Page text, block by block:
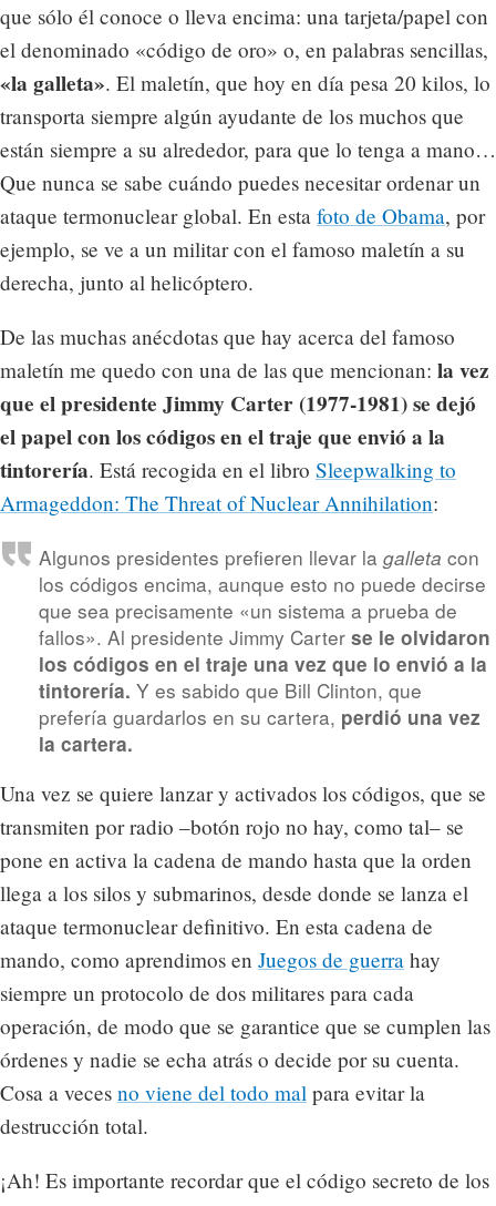
que sólo él conoce o lleva encima: una tarjeta/papel con
el denominado «código de oro» o, en palabras sencillas,
«la galleta». El maletín, que hoy en día pesa 20 kilos, lo
transporta siempre algún ayudante de los muchos que
están siempre a su alrededor, para que lo tenga a mano…
Que nunca se sabe cuándo puedes necesitar ordenar un
ataque termonuclear global. En esta foto de Obama, por
ejemplo, se ve a un militar con el famoso maletín a su
derecha, junto al helicóptero.
De las muchas anécdotas que hay acerca del famoso
maletín me quedo con una de las que mencionan: la vez
que el presidente Jimmy Carter (1977-1981) se dejó
el papel con los códigos en el traje que envió a la
tintorería. Está recogida en el libro Sleepwalking to
Armageddon: The Threat of Nuclear Annihilation:
Algunos presidentes prefieren llevar la galleta con
los códigos encima, aunque esto no puede decirse
que sea precisamente «un sistema a prueba de
fallos». Al presidente Jimmy Carter se le olvidaron
los códigos en el traje una vez que lo envió a la
tintorería. Y es sabido que Bill Clinton, que
prefería guardarlos en su cartera, perdió una vez
la cartera.
Una vez se quiere lanzar y activados los códigos, que se
transmiten por radio –botón rojo no hay, como tal– se
pone en activa la cadena de mando hasta que la orden
llega a los silos y submarinos, desde donde se lanza el
ataque termonuclear definitivo. En esta cadena de
mando, como aprendimos en Juegos de guerra hay
siempre un protocolo de dos militares para cada
operación, de modo que se garantice que se cumplen las
órdenes y nadie se echa atrás o decide por su cuenta.
Cosa a veces no viene del todo mal para evitar la
destrucción total.
¡Ah! Es importante recordar que el código secreto de los